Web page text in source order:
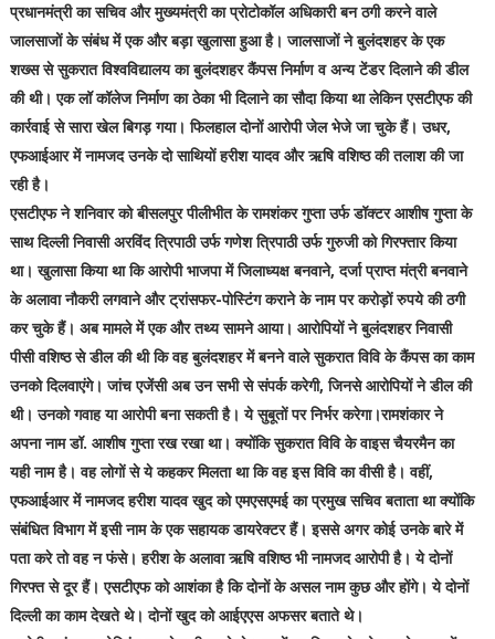
प्रधानमंत्री का सचिव और मुख्यमंत्री का प्रोटोकॉल अधिकारी बन ठगी करने वाले
जालसाजों के संबंध में एक और बड़ा खुलासा हुआ है। जालसाजों ने बुलंदशहर के एक
शख्स से सुकरात विश्वविद्यालय का बुलंदशहर कैंपस निर्माण व अन्य टेंडर दिलाने की डील
की थी। एक लॉ कॉलेज निर्माण का ठेका भी दिलाने का सौदा किया था लेकिन एसटीएफ की
कार्रवाई से सारा खेल बिगड़ गया। फिलहाल दोनों आरोपी जेल भेजे जा चुके हैं। उधर,
एफआईआर में नामजद उनके दो साथियों हरीश यादव और ऋषि वशिष्ठ की तलाश की जा
रही है।
एसटीएफ ने शनिवार को बीसलपुर पीलीभीत के रामशंकर गुप्ता उर्फ डॉक्टर आशीष गुप्ता के
साथ दिल्ली निवासी अरविंद त्रिपाठी उर्फ गणेश त्रिपाठी उर्फ गुरुजी को गिरफ्तार किया
था। खुलासा किया था कि आरोपी भाजपा में जिलाध्यक्ष बनवाने, दर्जा प्राप्त मंत्री बनवाने
के अलावा नौकरी लगवाने और ट्रांसफर-पोस्टिंग कराने के नाम पर करोड़ों रुपये की ठगी
कर चुके हैं। अब मामले में एक और तथ्य सामने आया। आरोपियों ने बुलंदशहर निवासी
पीसी वशिष्ठ से डील की थी कि वह बुलंदशहर में बनने वाले सुकरात विवि के कैंपस का काम
उनको दिलवाएंगे। जांच एजेंसी अब उन सभी से संपर्क करेगी, जिनसे आरोपियों ने डील की
थी। उनको गवाह या आरोपी बना सकती है। ये सुबूतों पर निर्भर करेगा।रामशंकार ने
अपना नाम डॉ. आशीष गुप्ता रख रखा था। क्योंकि सुकरात विवि के वाइस चैयरमैन का
यही नाम है। वह लोगों से ये कहकर मिलता था कि वह इस विवि का वीसी है। वहीं,
एफआईआर में नामजद हरीश यादव खुद को एमएसएमई का प्रमुख सचिव बताता था क्योंकि
संबंधित विभाग में इसी नाम के एक सहायक डायरेक्टर हैं। इससे अगर कोई उनके बारे में
पता करे तो वह न फंसे। हरीश के अलावा ऋषि वशिष्ठ भी नामजद आरोपी है। ये दोनों
गिरफ्त से दूर हैं। एसटीएफ को आशंका है कि दोनों के असल नाम कुछ और होंगे। ये दोनों
दिल्ली का काम देखते थे। दोनों खुद को आईएएस अफसर बताते थे।